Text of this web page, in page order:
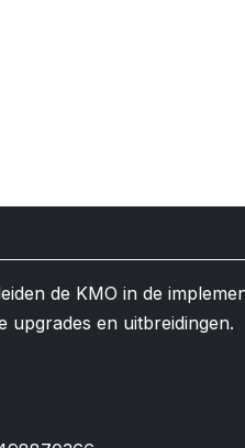
de KMO in de
upgrades en